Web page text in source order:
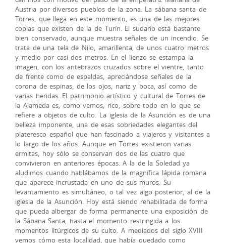
Austria por diversos pueblos de la zona. La sábana santa de
Torres, que llega en este momento, es una de las mejores
copias que existen de la de Turín. El sudario está bastante
bien conservado, aunque muestra señales de un incendio. Se
trata de una tela de Nilo, amarillenta, de unos cuatro metros
y medio por casi dos metros. En el lienzo se estampa la
imagen, con los antebrazos cruzados sobre el vientre, tanto
de frente como de espaldas, apreciándose señales de la
corona de espinas, de los ojos, nariz y boca, así como de
varias heridas. El patrimonio artístico y cultural de Torres de
la Alameda es, como vemos, rico, sobre todo en lo que se
refiere a objetos de culto. La iglesia de la Asunción es de una
belleza imponente, una de esas sobriedades elegantes del
plateresco español que han fascinado a viajeros y visitantes a
lo largo de los años. Aunque en Torres existieron varias
ermitas, hoy sólo se conservan dos de las cuatro que
convivieron en anteriores épocas. A la de la Soledad ya
aludimos cuando hablábamos de la magnífica lápida romana
que aparece incrustada en uno de sus muros. Su
levantamiento es simultáneo, o tal vez algo posterior, al de la
iglesia de la Asunción. Hoy está siendo rehabilitada de forma
que pueda albergar de forma permanente una exposición de
la Sábana Santa, hasta el momento restringida a los
momentos litúrgicos de su culto. A mediados del siglo XVIII
vemos cómo esta localidad, que había quedado como